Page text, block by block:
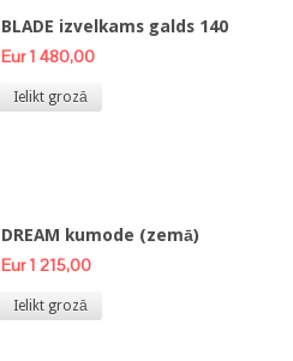
BLADE izvelkams galds 140
Eur 1 480,00
Ielikt grozā
DREAM kumode (zemā)
Eur 1 215,00
Ielikt grozā